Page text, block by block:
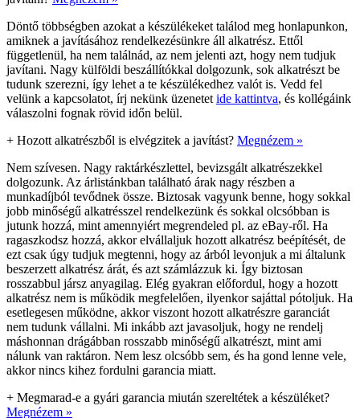
Döntő többségben azokat a készülékeket találod meg honlapunkon,
amiknek a javításához rendelkezésünkre áll alkatrész. Ettől
függetlenül, ha nem találnád, az nem jelenti azt, hogy nem tudjuk
javítani. Nagy külföldi beszállítókkal dolgozunk, sok alkatrészt be
tudunk szerezni, így lehet a te készülékedhez valót is. Vedd fel
velünk a kapcsolatot, írj nekünk üzenetet ide kattintva, és kollégáink
válaszolni fognak rövid időn belül.
+ Hozott alkatrészből is elvégzitek a javítást? Megnézem »
Nem szívesen. Nagy raktárkészlettel, bevizsgált alkatrészekkel
dolgozunk. Az árlistánkban található árak nagy részben a
munkadíjból tevődnek össze. Biztosak vagyunk benne, hogy sokkal
jobb minőségű alkatrésszel rendelkezünk és sokkal olcsóbban is
jutunk hozzá, mint amennyiért megrendeled pl. az eBay-ről. Ha
ragaszkodsz hozzá, akkor elvállaljuk hozott alkatrész beépítését, de
ezt csak úgy tudjuk megtenni, hogy az árból levonjuk a mi általunk
beszerzett alkatrész árát, és azt számlázzuk ki. Így biztosan
rosszabbul jársz anyagilag. Elég gyakran előfordul, hogy a hozott
alkatrész nem is működik megfelelően, ilyenkor sajáttal pótoljuk. Ha
esetlegesen működne, akkor viszont hozott alkatrészre garanciát
nem tudunk vállalni. Mi inkább azt javasoljuk, hogy ne rendelj
máshonnan drágábban rosszabb minőségű alkatrészt, mint ami
nálunk van raktáron. Nem lesz olcsóbb sem, és ha gond lenne vele,
akkor nincs kihez fordulni garancia miatt.
+ Megmarad-e a gyári garancia miután szereltétek a készüléket?
Megnézem »